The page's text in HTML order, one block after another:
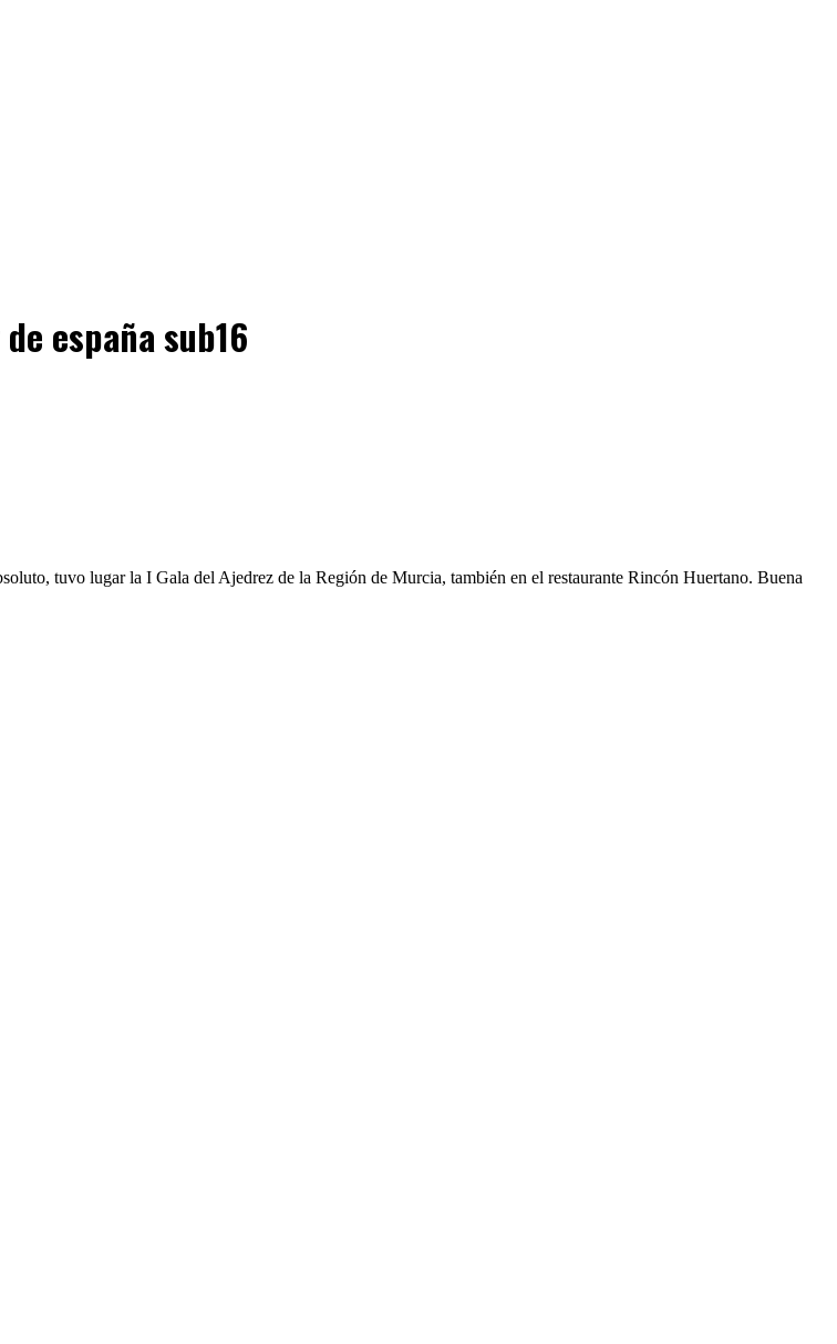
españa sub16
tuvo lugar la I Gala del Ajedrez de la Región de Murcia, también en el restaurante Rincón Huertano. Buena